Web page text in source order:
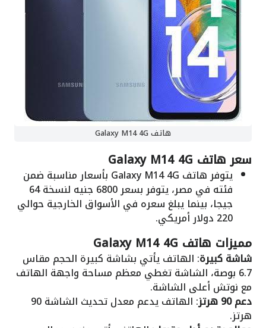
هاتف Galaxy M14 4G
سعر هاتف Galaxy M14 4G
يتوفر هاتف Galaxy M14 4G بأسعار مناسبة ضمن
فئته في مصر، يتوفر بسعر 6800 جنيه لنسخة 64
جيجا، بينما يبلغ سعره في الأسواق الخارجية حوالي
220 دولار أمريكي.
مميزات هاتف Galaxy M14 4G
شاشة كبيرة: الهاتف يأتي بشاشة كبيرة الحجم مقاس
6.7 بوصة، الشاشة تغطي معظم مساحة واجهة الهاتف
مع نوتش أعلى الشاشة.
دعم 90 هرتز : الهاتف يدعم معدل تحديث الشاشة 90
هرتز.